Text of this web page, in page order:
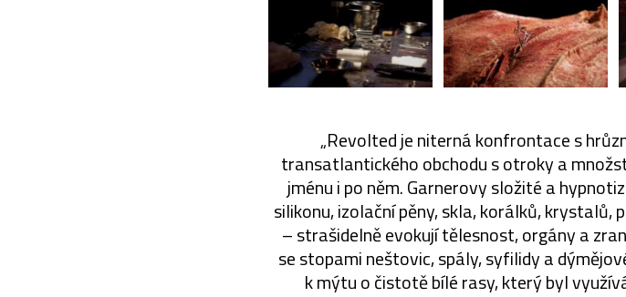
„Revolted je niterná konfrontace s
transatlantického obchodu s otroky a
jménu i po něm. Garnerovy složité a
silikonu, izolační pěny, skla, korálků,
– strašidelně evokují tělesnost, orgány a
se stopami neštovic, spály, syfilidy a
k mýtu o čistotě bílé rasy, který byl